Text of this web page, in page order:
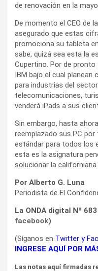
de renovación en la
De momento el CEO de
asegurado que estas
promociona su tableta
sabe, quizá sea esta la
Cupertino. Por de pronto
IBM bajo el cual planean
para industrias del
telecomunicaciones,
venderá iPads a sus
Sin embargo, hasta
reemplazado sus PC
estándar para todos los
esta es la asignatura
solucionar la
Por Alberto G. Luna
Periodista de El
La ONDA digital Nº
facebook)
(Síganos en Twitter y
INGRESE AQUÍ POR
Las notas aquí firmadas